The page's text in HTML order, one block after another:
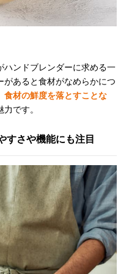
ハンドブレンダーに求める一
があると食材がなめらかにつ
食材の鮮度を落とすことな
力です。
さや機能にも注目